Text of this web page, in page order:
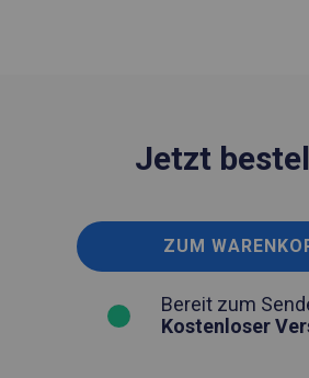
Jetzt
ZUM
Bereit zum
Kostenloser